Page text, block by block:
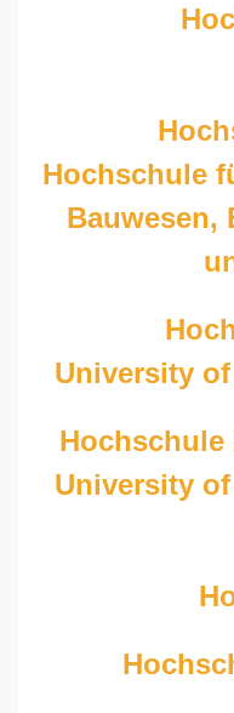
Hochschule
Bauwesen,
University
Hochschule
University